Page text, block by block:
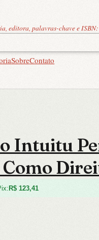
editora, palavras-chave e ISBN:
SobreContato
Intuitu
R$ 123,41